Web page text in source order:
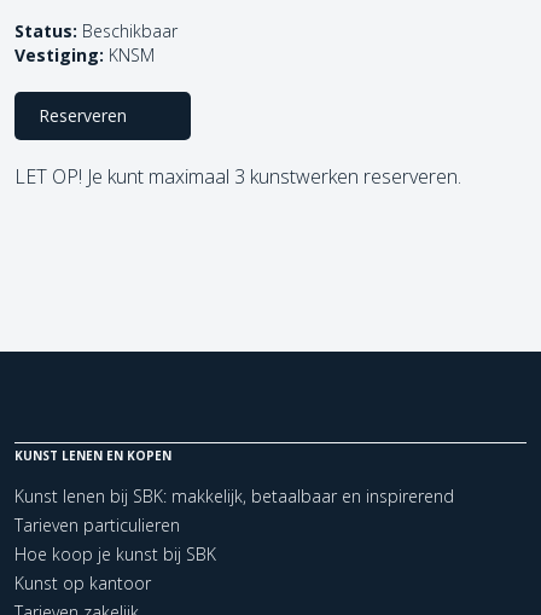
Status: Beschikbaar
Vestiging: KNSM
Reserveren
LET OP! Je kunt maximaal 3 kunstwerken reserveren.
KUNST LENEN EN KOPEN
Kunst lenen bij SBK: makkelijk, betaalbaar en inspirerend
Tarieven particulieren
Hoe koop je kunst bij SBK
Kunst op kantoor